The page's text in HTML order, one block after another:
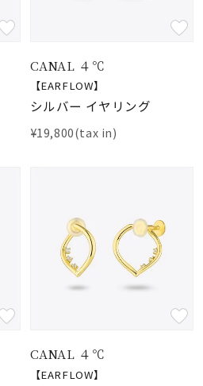
CANAL ４℃
【EARFLOW】
シルバー イヤリング
¥19,800(tax in)
CANAL ４℃
【EARFLOW】